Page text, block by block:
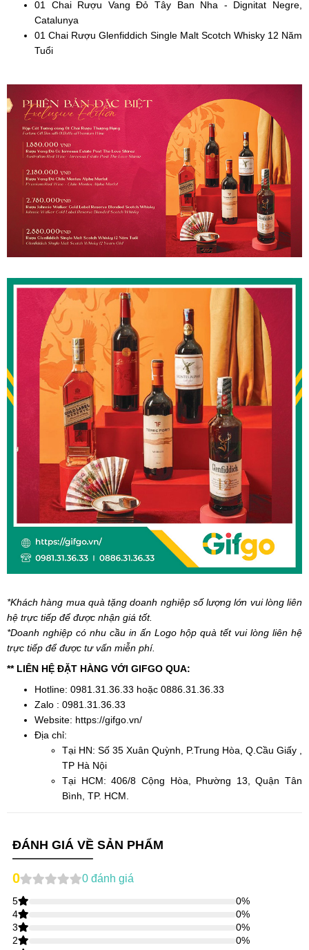
01 Chai Rượu Vang Đỏ Tây Ban Nha - Dignitat Negre,
Catalunya
01 Chai Rượu Glenfiddich Single Malt Scotch Whisky 12 Năm
Tuổi
*Khách hàng mua quà tặng doanh nghiệp số lượng lớn vui lòng liên
hệ trực tiếp để được nhận giá tốt.
*Doanh nghiệp có nhu cầu in ấn Logo hộp quà tết vui lòng liên hệ
trực tiếp để được tư vấn miễn phí.
** LIÊN HỆ ĐẶT HÀNG VỚI GIFGO QUA:
Hotline: 0981.31.36.33 hoặc 0886.31.36.33
Zalo : 0981.31.36.33
Website: https://gifgo.vn/
Địa chỉ:
Tại HN: Số 35 Xuân Quỳnh, P.Trung Hòa, Q.Cầu Giấy ,
TP Hà Nội
Tại HCM: 406/8 Cộng Hòa, Phường 13, Quận Tân
Bình, TP. HCM.
ĐÁNH GIÁ VỀ SẢN PHẨM
0 0 đánh giá
5 0%
4
0%
3
0%
2
0%